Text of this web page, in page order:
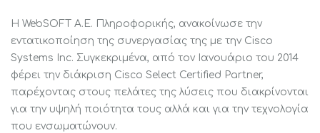
H WebSOFT Α.Ε. Πληροφορικής, ανακοίνωσε την
εντατικοποίηση της συνεργασίας της με την Cisco
Systems Inc. Συγκεκριμένα, από τον Ιανουάριο του 2014
φέρει την διάκριση Cisco Select Certified Partner,
παρέχοντας στους πελάτες της λύσεις που διακρίνονται
για την υψηλή ποιότητα τους αλλά και για την τεχνολογία
που ενσωματώνουν.